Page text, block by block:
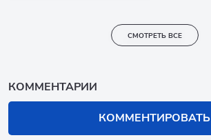
СМОТРЕТЬ ВСЕ
КОММЕНТАРИИ
КОММЕНТИРОВАТЬ